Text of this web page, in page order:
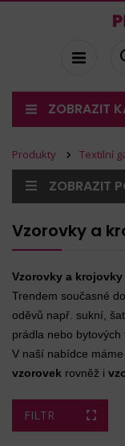
ZOBRAZIT
Produkty Textilní
ZOBRAZIT
Vzorovky a
Vzorovky a krojovky
Trendem současné
oděvů např. sukní,
prádla nebo
V naší nabídce
vzorovek rovněž i
FILTR